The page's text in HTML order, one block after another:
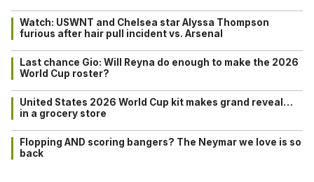
Watch: USWNT and Chelsea star Alyssa Thompson
furious after hair pull incident vs. Arsenal
Last chance Gio: Will Reyna do enough to make the 2026
World Cup roster?
United States 2026 World Cup kit makes grand reveal…
in a grocery store
Flopping AND scoring bangers? The Neymar we love is so
back